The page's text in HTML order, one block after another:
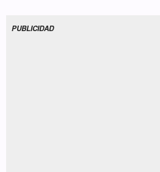
PUBLICIDAD